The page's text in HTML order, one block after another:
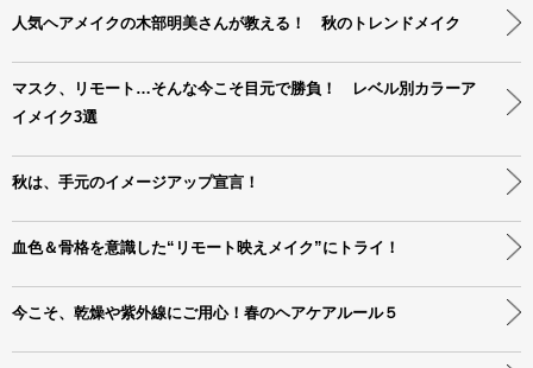
人気ヘアメイクの木部明美さんが教える！ 秋のトレンドメイク
マスク、リモート…そんな今こそ目元で勝負！ レベル別カラーア
イメイク3選
秋は、手元のイメージアップ宣言！
血色＆骨格を意識した“リモート映えメイク”にトライ！
今こそ、乾燥や紫外線にご用心！春のヘアケアルール５